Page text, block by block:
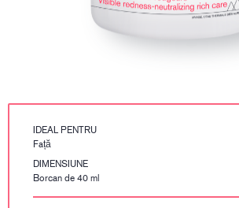
IDEAL PENTRU
Față
DIMENSIUNE
Borcan de 40 ml